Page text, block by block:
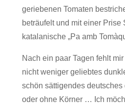
geriebenen Tomaten
beträufelt und mit einer Prise
katalanische „Pa amb
Nach ein paar Tagen fehlt
nicht weniger geliebtes
schön sättigendes deutsches
oder ohne Körner … Ich